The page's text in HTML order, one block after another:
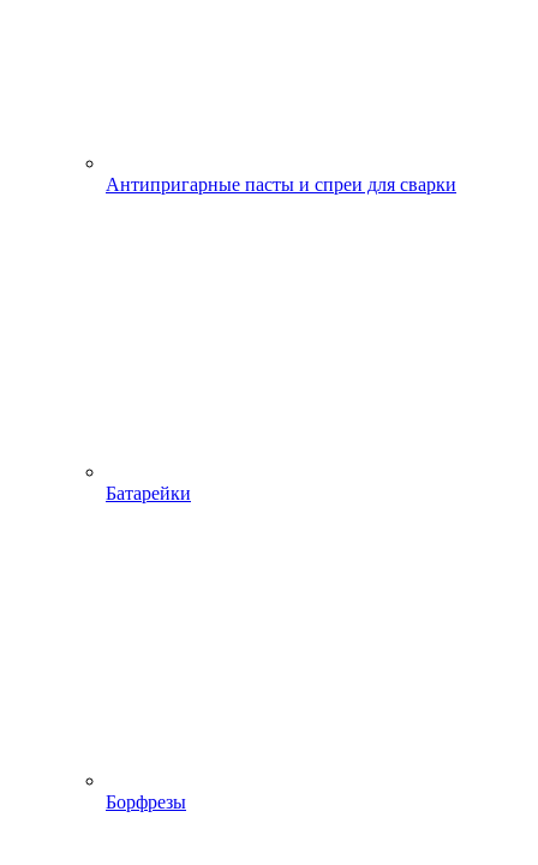
Антипригарные пасты и спреи для сварки
Батарейки
Борфрезы